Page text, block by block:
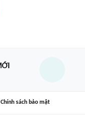
Chính sách bảo mật